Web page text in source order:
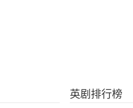
英剧排行榜